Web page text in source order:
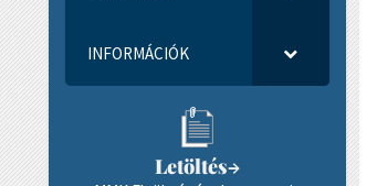
INFORMÁCIÓK
Letöltés→